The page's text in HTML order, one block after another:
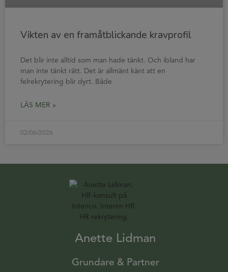
Vikten av en framåtblickande kravprofil
Det blir inte alltid som man hade tänkt. Och ibland har
man inte tänkt rätt. Det är allmänt känt att en
felrekrytering blir dyrt. Både
LÄS MER »
02/06/2026
Anette Lidman
Grundare & Partner